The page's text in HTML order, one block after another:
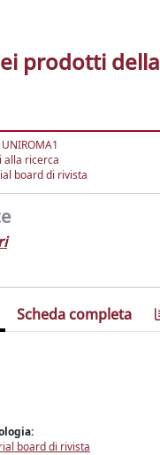
prodotti della
alla ricerca
board di rivista
Scheda completa
board di rivista